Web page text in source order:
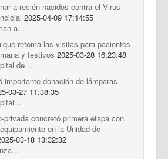
a recién nacidos contra el Virus
2025-04-09 17:14:55
a...
retoma las visitas para pacientes
y festivos 2025-03-28 16:23:48
de...
importante donación de lámparas
03-27 11:38:35
privada concretó primera etapa con
en la Unidad de
03-18 13:32:32